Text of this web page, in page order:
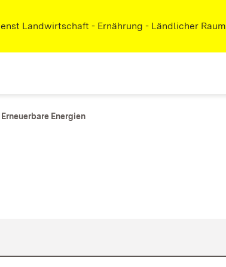
Landwirtschaft - Ernährung - Ländlicher Raum
Erneuerbare Energien